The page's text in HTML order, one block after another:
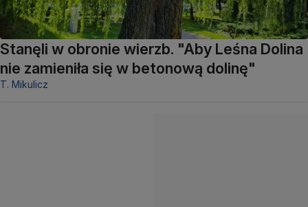
Stanęli w obronie wierzb. "Aby Leśna Dolina
nie zamieniła się w betonową dolinę"
T. Mikulicz